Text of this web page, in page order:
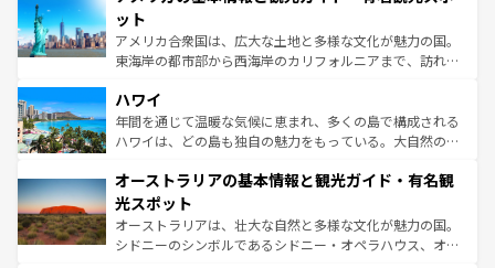
博物館もあり、アルプス観光だけでなく町歩きも満喫する
ことができる。国民の所得が高いため物価も高いが、旅行
者向けの交通パス提供のサービスもあり、うまく活用すれ
着のスイス情報は
ット
アメリカ合衆国は、広大な土地と多様な文化が魅力の国。
東海岸の都市部から西海岸のカリフォルニアまで、訪れる
のような巨大都市は、観光、ショッピング、エンターテイ
ンメントが詰まった刺激的なスポットだ。一方、アメリカ
西部には大自然が広がり、グランドキャニオンやイエロー
部のニューオーリンズでは、音楽と美食が融合した独特の
文化が魅力。旅行者はアメリカの各地域で異なる魅力を楽
しみながら、その多様性と豊かな歴史を感じることができ
るだろう。車でのロードトリップや列車の旅も、アメリカ
ハワイ
年間を通じて温暖な気候に恵まれ、多くの島で構成される
ハワイは、どの島も独自の魅力をもっている。大自然の神
ワイ島は見逃せない。また、定番の観光地といえばオアフ
島だが、静かな自然を求めるならマウイ島やカウアイ島が
おすすめ。エメラルドグリーンに輝く海をはじめ、豊かな
文化や歴史が息づいている。「アロハスピリット」と呼ば
オーストラリアの基本情報と観光ガイド・有名観
光スポット
オーストラリアは、壮大な自然と多様な文化が魅力の国。
シドニーのシンボルであるシドニー・オペラハウス、オー